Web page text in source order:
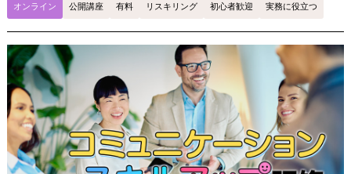
オンライン 公開講座 有料 リスキリング 初心者歓迎 実務に役立つ